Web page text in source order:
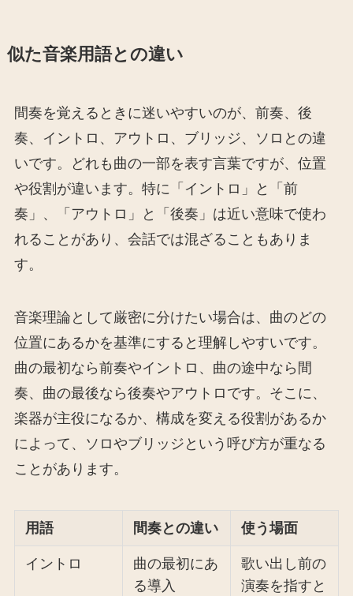
似た音楽用語との違い
間奏を覚えるときに迷いやすいのが、前奏、後
奏、イントロ、アウトロ、ブリッジ、ソロとの違
いです。どれも曲の一部を表す言葉ですが、位置
や役割が違います。特に「イントロ」と「前
奏」、「アウトロ」と「後奏」は近い意味で使わ
れることがあり、会話では混ざることもありま
す。
音楽理論として厳密に分けたい場合は、曲のどの
位置にあるかを基準にすると理解しやすいです。
曲の最初なら前奏やイントロ、曲の途中なら間
奏、曲の最後なら後奏やアウトロです。そこに、
楽器が主役になるか、構成を変える役割があるか
によって、ソロやブリッジという呼び方が重なる
ことがあります。
用語 間奏との違い 使う場面
イントロ
曲の最初にあ
る導入
歌い出し前の
演奏を指すと